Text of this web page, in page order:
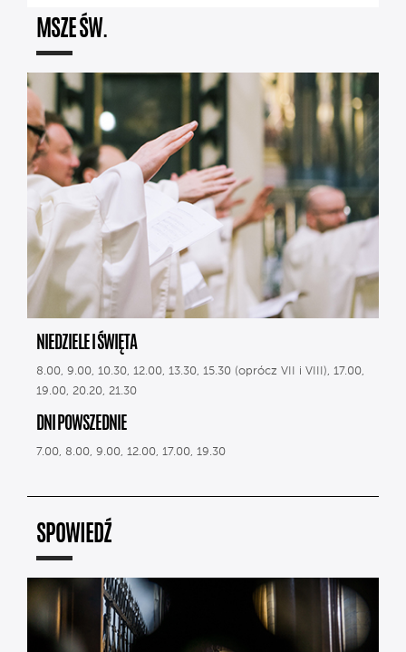
MSZE ŚW.
NIEDZIELE I ŚWIĘTA
8.00, 9.00, 10.30, 12.00, 13.30, 15.30 (oprócz VII i VIII), 17.00,
19.00, 20.20, 21.30
DNI POWSZEDNIE
7.00, 8.00, 9.00, 12.00, 17.00, 19.30
SPOWIEDŹ